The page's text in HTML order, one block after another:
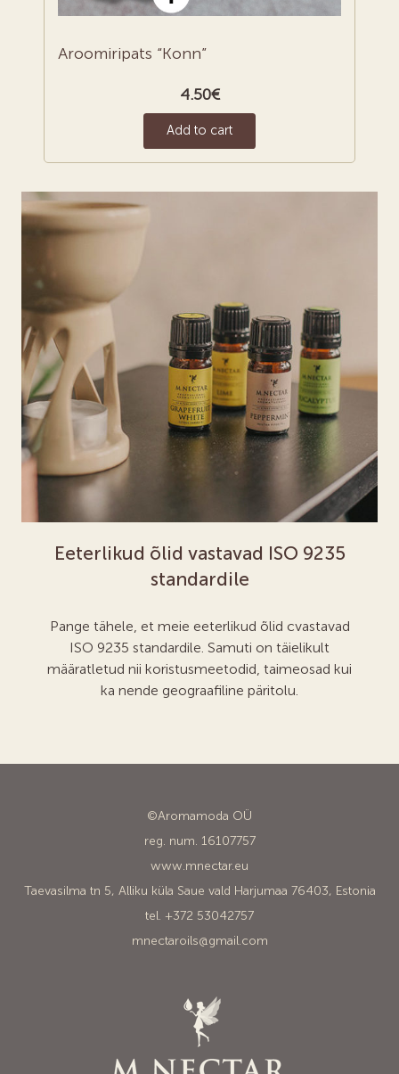
Aroomiripats “Konn”
4.50€
Add to cart
Eeterlikud õlid vastavad ISO 9235
standardile
Pange tähele, et meie eeterlikud õlid cvastavad
ISO 9235 standardile. Samuti on täielikult
määratletud nii koristusmeetodid, taimeosad kui
ka nende geograafiline päritolu.
©Aromamoda OÜ
reg. num. 16107757
www.mnectar.eu
Taevasilma tn 5, Alliku küla Saue vald Harjumaa 76403, Estonia
tel. +372 53042757
mnectaroils@gmail.com